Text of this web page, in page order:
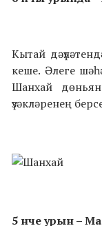
Кытай
кеше. Әлеге
Шанхай
үзәкләренең
5 нче урын –